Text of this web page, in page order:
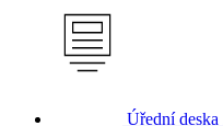
Úřední deska